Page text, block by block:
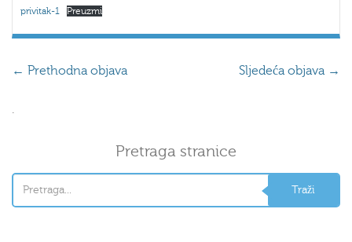
privitak-1 Preuzmi
← Prethodna objava Sljedeća objava →
.
Pretraga stranice